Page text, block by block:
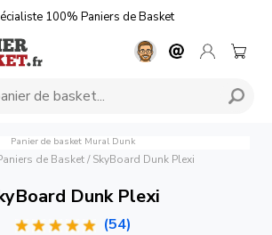
100% Paniers de Basket
Panier de basket Mural Dunk
de Basket/ SkyBoard Dunk Plexi
Dunk Plexi
(54)